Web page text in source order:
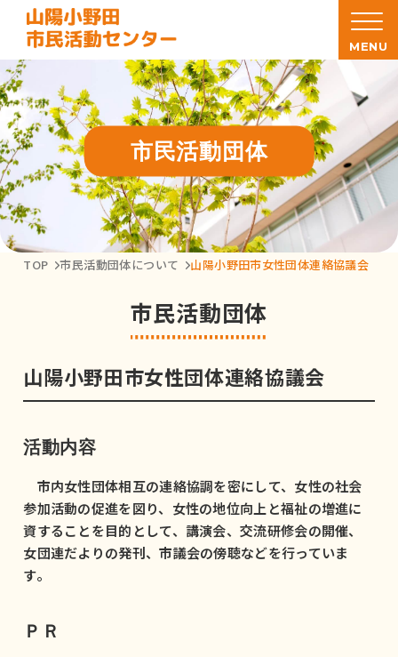
市民活動団体
MENU
TOP 市民活動団体について 山陽小野田市女性団体連絡協議会
市民活動団体
山陽小野田市女性団体連絡協議会
活動内容
市内女性団体相互の連絡協調を密にして、女性の社会
参加活動の促進を図り、女性の地位向上と福祉の増進に
資することを目的として、講演会、交流研修会の開催、
女団連だよりの発刊、市議会の傍聴などを行っていま
す。
ＰＲ